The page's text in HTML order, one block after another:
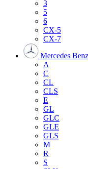
3
5
6
CX-5
CX-7
Mercedes Benz
A
C
CL
CLS
E
GL
GLC
GLE
GLS
M
R
S